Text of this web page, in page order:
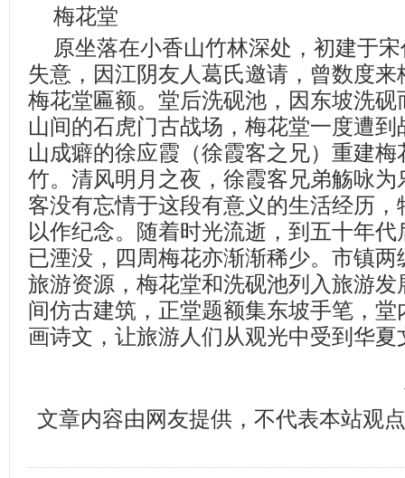
梅花堂
原坐落在小香山竹林深处，初建于
失意，因江阴友人葛氏邀请，曾数度
梅花堂匾额。堂后洗砚池，因东坡洗
山间的石虎门古战场，梅花堂一度遭
山成癖的徐应霞（徐霞客之兄）重建
竹。清风明月之夜，徐霞客兄弟觞咏
客没有忘情于这段有意义的生活经历
以作纪念。随着时光流逝，到五十年
已湮没，四周梅花亦渐渐稀少。市镇
旅游资源，梅花堂和洗砚池列入旅游
间仿古建筑，正堂题额集东坡手笔，
画诗文，让旅游人们从观光中受到华夏
文章内容由网友提供，不代表本站观点